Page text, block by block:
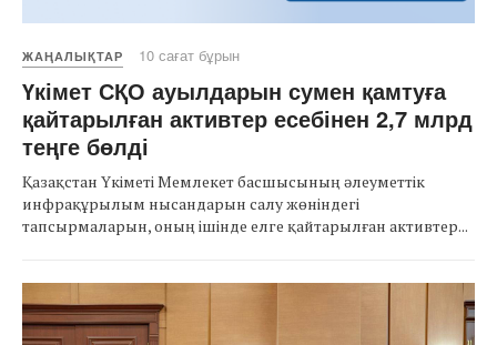
ЖАҢАЛЫҚТАР 10 сағат бұрын
Үкімет СҚО ауылдарын сумен қамтуға
қайтарылған активтер есебінен 2,7 млрд
теңге бөлді
Қазақстан Үкіметі Мемлекет басшысының әлеуметтік
инфрақұрылым нысандарын салу жөніндегі
тапсырмаларын, оның ішінде елге қайтарылған активтер...